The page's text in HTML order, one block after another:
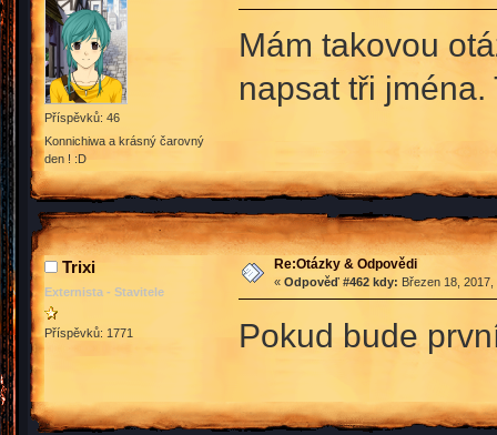
Příspěvků: 46
Konnichiwa a krásný čarovný
den ! :D
Mám takovou
napsat tři
Trixi
Externista - Stavitele
Příspěvků: 1771
Re:Otázky & Odpovědi
« Odpověď #462 kdy: Březen 18,
Pokud bude